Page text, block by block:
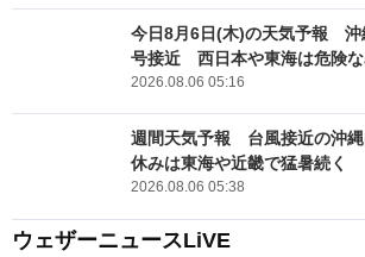
今日8月6日(木)の天気予報 沖
号接近 西日本や東海は危険な
2026.08.06 05:16
週間天気予報 台風接近の沖
休みは東海や近畿で猛暑続く
2026.08.06 05:38
ウェザーニュースLiVE